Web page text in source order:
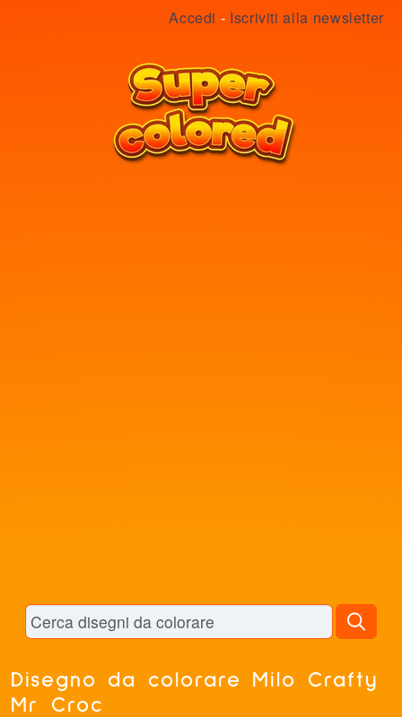
Accedi - Iscriviti alla newsletter
Disegno da colorare Milo Crafty
Mr Croc